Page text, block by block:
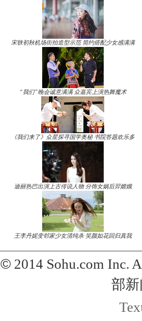
宋轶初秋机场街拍造型示范 简约搭配少女感满满
“我们”晚会诚意满满 众嘉宾上演热舞魔术
《我们来了》众星探寻国学奥秘 书院答题欢乐多
迪丽热巴出演上古传说人物 分饰女娲后羿嫦娥
王李丹妮变邻家少女清纯杀 笑颜如花回归真我
©2014 Sohu.com Inc.
部